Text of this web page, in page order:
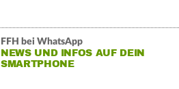
FFH bei WhatsApp
NEWS UND INFOS AUF DEIN
SMARTPHONE